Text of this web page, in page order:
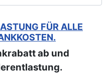
FÜR ALLE
ab und